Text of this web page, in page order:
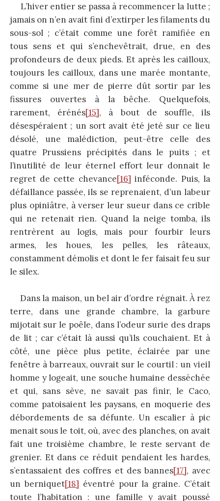
L’hiver entier se passa à recommencer la lutte ;
jamais on n’en avait fini d’extirper les filaments du
sous-sol ; c’était comme une forêt ramifiée en
tous sens et qui s’enchevêtrait, drue, en des
profondeurs de deux pieds. Et après les cailloux,
toujours les cailloux, dans une marée montante,
comme si une mer de pierre dût sortir par les
fissures ouvertes à la bêche. Quelquefois,
rarement, érénés[15], à bout de souffle, ils
désespéraient ; un sort avait été jeté sur ce lieu
désolé, une malédiction, peut-être celle des
quatre Prussiens précipités dans le puits ; et
l’inutilité de leur éternel effort leur donnait le
regret de cette chevance[16] inféconde. Puis, la
défaillance passée, ils se reprenaient, d’un labeur
plus opiniâtre, à verser leur sueur dans ce crible
qui ne retenait rien. Quand la neige tomba, ils
rentrèrent au logis, mais pour fourbir leurs
armes, les houes, les pelles, les râteaux,
constamment démolis et dont le fer faisait feu sur
le silex.
Dans la maison, un bel air d’ordre régnait. À rez
terre, dans une grande chambre, la garbure
mijotait sur le poêle, dans l’odeur surie des draps
de lit ; car c’était là aussi qu’ils couchaient. Et à
côté, une pièce plus petite, éclairée par une
fenêtre à barreaux, ouvrait sur le courtil : un vieil
homme y logeait, une souche humaine desséchée
et qui, sans sève, ne savait pas finir, le Caco,
comme patoisaient les paysans, en moquerie des
débordements de sa défunte. Un escalier à pic
menait sous le toit, où, avec des planches, on avait
fait une troisième chambre, le reste servant de
grenier. Et dans ce réduit pendaient les hardes,
s’entassaient des coffres et des bannes[17], avec
un berniquet[18] éventré pour la graine. C’était
toute l’habitation : une famille y avait poussé